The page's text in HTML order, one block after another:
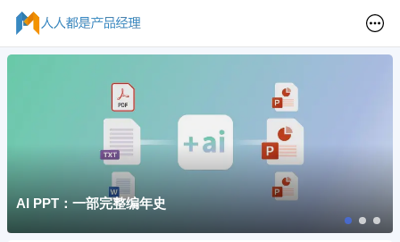
AI PPT：一部完整编年史